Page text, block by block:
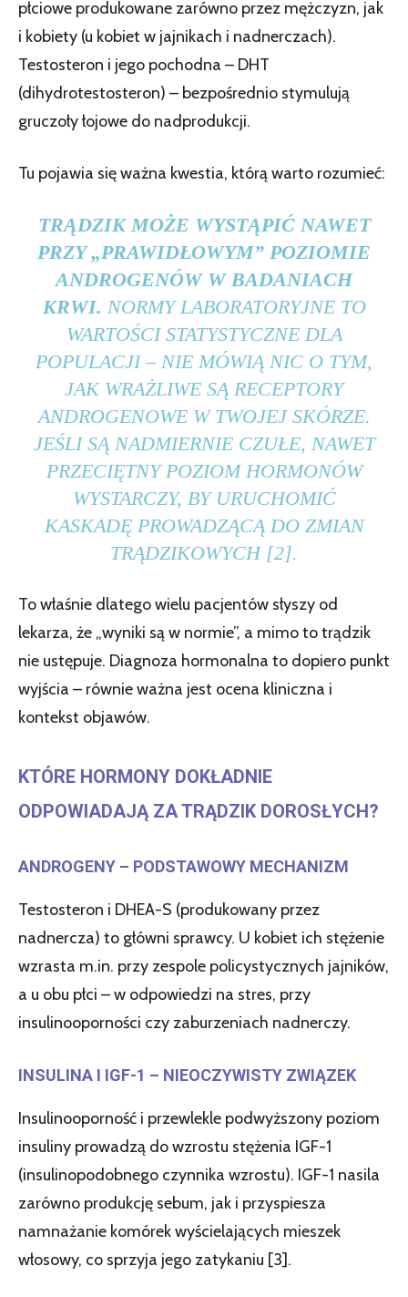
płciowe produkowane zarówno przez mężczyzn, jak
i kobiety (u kobiet w jajnikach i nadnerczach).
Testosteron i jego pochodna – DHT
(dihydrotestosteron) – bezpośrednio stymulują
gruczoły łojowe do nadprodukcji.
Tu pojawia się ważna kwestia, którą warto rozumieć:
TRĄDZIK MOŻE WYSTĄPIĆ NAWET
PRZY „PRAWIDŁOWYM” POZIOMIE
ANDROGENÓW W BADANIACH
KRWI. NORMY LABORATORYJNE TO
WARTOŚCI STATYSTYCZNE DLA
POPULACJI – NIE MÓWIĄ NIC O TYM,
JAK WRAŻLIWE SĄ RECEPTORY
ANDROGENOWE W TWOJEJ SKÓRZE.
JEŚLI SĄ NADMIERNIE CZUŁE, NAWET
PRZECIĘTNY POZIOM HORMONÓW
WYSTARCZY, BY URUCHOMIĆ
KASKADĘ PROWADZĄCĄ DO ZMIAN
TRĄDZIKOWYCH [2].
To właśnie dlatego wielu pacjentów słyszy od
lekarza, że „wyniki są w normie”, a mimo to trądzik
nie ustępuje. Diagnoza hormonalna to dopiero punkt
wyjścia – równie ważna jest ocena kliniczna i
kontekst objawów.
KTÓRE HORMONY DOKŁADNIE
ODPOWIADAJĄ ZA TRĄDZIK DOROSŁYCH?
ANDROGENY – PODSTAWOWY MECHANIZM
Testosteron i DHEA-S (produkowany przez
nadnercza) to główni sprawcy. U kobiet ich stężenie
wzrasta m.in. przy zespole policystycznych jajników,
a u obu płci – w odpowiedzi na stres, przy
insulinooporności czy zaburzeniach nadnerczy.
INSULINA I IGF-1 – NIEOCZYWISTY ZWIĄZEK
Insulinooporność i przewlekle podwyższony poziom
insuliny prowadzą do wzrostu stężenia IGF-1
(insulinopodobnego czynnika wzrostu). IGF-1 nasila
zarówno produkcję sebum, jak i przyspiesza
namnażanie komórek wyścielających mieszek
włosowy, co sprzyja jego zatykaniu [3].